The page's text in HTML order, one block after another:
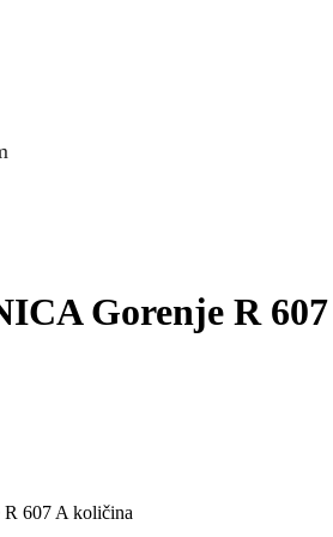
Gorenje R
607 A količina